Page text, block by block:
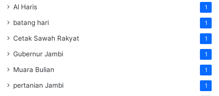
Al Haris 1
batang hari 1
Cetak Sawah Rakyat 1
Gubernur Jambi 1
Muara Bulian 1
pertanian Jambi 1